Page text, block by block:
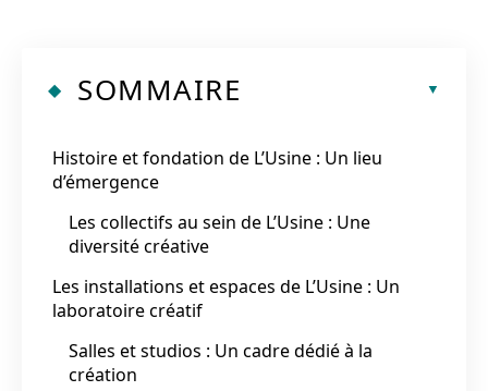
SOMMAIRE
Histoire et fondation de L’Usine : Un lieu
d’émergence
Les collectifs au sein de L’Usine : Une
diversité créative
Les installations et espaces de L’Usine : Un
laboratoire créatif
Salles et studios : Un cadre dédié à la
création